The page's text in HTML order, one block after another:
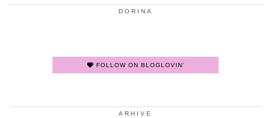
DORINA
FOLLOW ON BLOGLOVIN'
ARHIVE